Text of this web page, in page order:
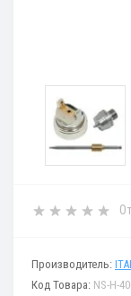
Производитель:
Код Товара: NS-H-